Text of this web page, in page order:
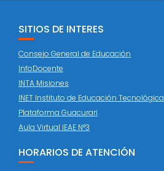
SITIOS DE INTERES
Consejo General de Educación
InfoDocente
INTA Misiones
INET Instituto de Educación Tecnológica
Plataforma Guacurari
Aula Virtual IEAE N°3
HORARIOS DE ATENCIÓN